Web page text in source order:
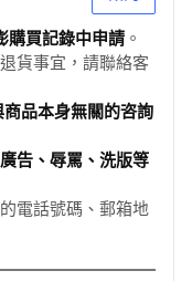
購買記錄中申請 。
貨事宜，請聯絡客
品本身無關的咨詢
告、辱罵、洗版等
電話號碼、郵箱地